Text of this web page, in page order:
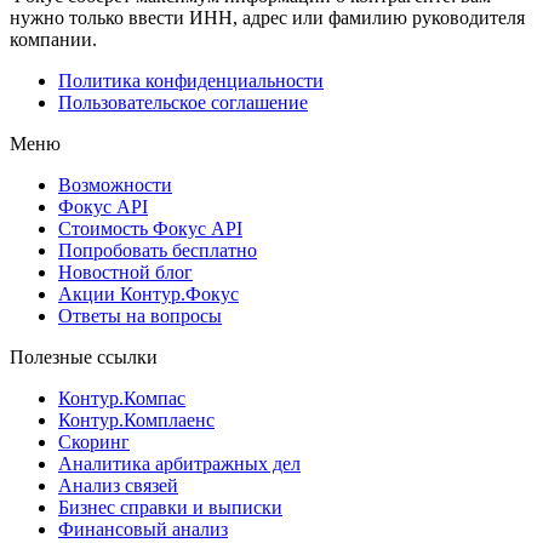
нужно только ввести ИНН, адрес или фамилию руководителя
компании.
Политика конфиденциальности
Пользовательское соглашение
Меню
Возможности
Фокус API
Стоимость Фокус API
Попробовать бесплатно
Новостной блог
Акции Контур.Фокус
Ответы на вопросы
Полезные ссылки
Контур.Компас
Контур.Комплаенс
Скоринг
Аналитика арбитражных дел
Анализ связей
Бизнес справки и выписки
Финансовый анализ